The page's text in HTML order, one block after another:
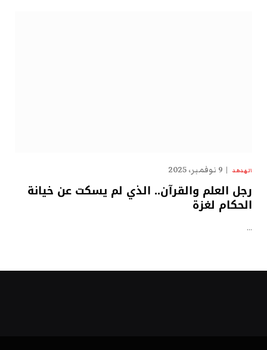
الهدهد 9 نوفمبر، 2025
رجل العلم والقرآن.. الذي لم يسكت عن خيانة
الحكام لغزة
…